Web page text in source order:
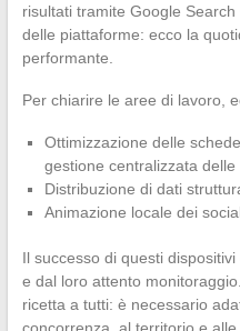
risultati tramite Google
delle piattaforme: ecco la
performante.
Per chiarire le aree di lavoro,
Ottimizzazione delle
gestione centralizzata delle
Distribuzione di dati
Animazione locale dei
Il successo di questi
e dal loro attento
ricetta a tutti: è necessario